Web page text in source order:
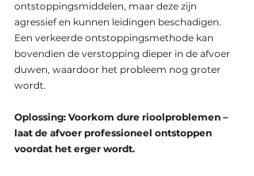
ontstoppingsmiddelen, maar deze zijn
agressief en kunnen leidingen beschadigen.
Een verkeerde ontstoppingsmethode kan
bovendien de verstopping dieper in de afvoer
duwen, waardoor het probleem nog groter
wordt.
Oplossing: Voorkom dure rioolproblemen –
laat de afvoer professioneel ontstoppen
voordat het erger wordt.